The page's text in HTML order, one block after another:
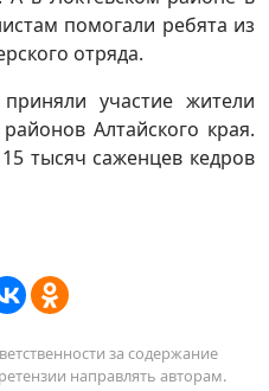
помогали ребята из
отряда.
участие жители
Алтайского края.
тысяч саженцев кедров
за содержание
направлять авторам.